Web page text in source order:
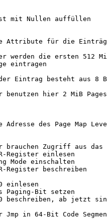
Nullen auffüllen
für die
die ersten 512
eintragen
besteht aus 8
hier 2 MiB Pages
des Page Map
Zugriff aus das
einlesen
beschreiben
Paging-Bit setzen
Jmp in 64-Bit Code